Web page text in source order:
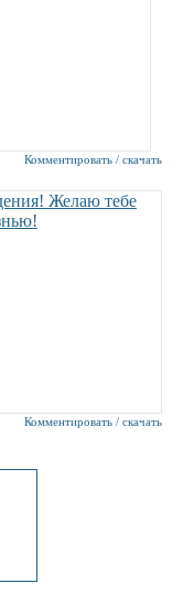
Комментировать / скачать
Комментировать / скачать